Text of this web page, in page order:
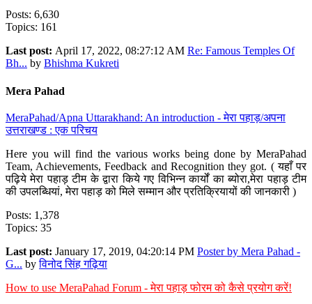
Posts: 6,630
Topics: 161
Last post: April 17, 2022, 08:27:12 AM Re: Famous Temples Of
Bh... by Bhishma Kukreti
Mera Pahad
MeraPahad/Apna Uttarakhand: An introduction - मेरा पहाड़/अपना
उत्तराखण्ड : एक परिचय
Here you will find the various works being done by MeraPahad
Team, Achievements, Feedback and Recognition they got. ( यहाँ पर
पढ़िये मेरा पहाड़ टीम के द्वारा किये गए विभिन्न कार्यों का ब्योरा,मेरा पहाड़ टीम
की उपलब्धियां, मेरा पहाड़ को मिले सम्मान और प्रतिक्रियायों की जानकारी )
Posts: 1,378
Topics: 35
Last post: January 17, 2019, 04:20:14 PM Poster by Mera Pahad -
G... byविनोद सिंह गढ़िया
How to use MeraPahad Forum - मेरा पहाड़ फोरम को कैसे प्रयोग करें!